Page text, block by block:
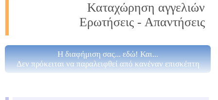
Καταχώρηση αγγελιών
Ερωτήσεις - Απαντήσεις
Η διαφήμιση σας... εδώ! Και...
Δεν πρόκειται να παραλειφθεί από κανέναν επισκέπτη